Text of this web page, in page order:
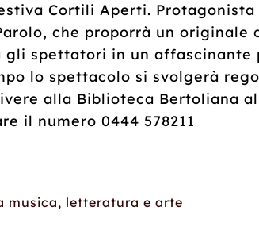
Cortili Aperti.
che proporrà un originale
spettatori in un
lo spettacolo si svolgerà
alla Biblioteca Bertoliana
il numero 0444 578211
musica, letteratura e arte